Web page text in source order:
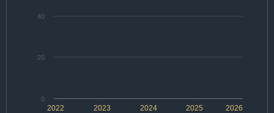
2022 2024 2026
2023 2025
0
20
40